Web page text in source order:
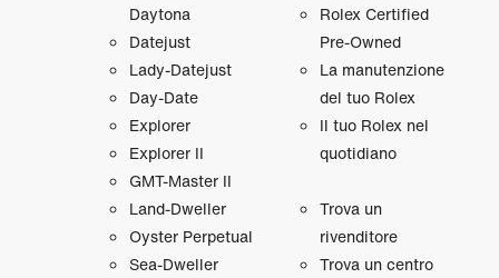
Daytona
Datejust
Lady‑Datejust
Day‑Date
Explorer
Explorer II
GMT‑Master II
Land‑Dweller
Oyster Perpetual
Sea‑Dweller
Rolex Certified
Pre‑Owned
La manutenzione
del tuo Rolex
Il tuo Rolex nel
quotidiano
Trova un
rivenditore
Trova un centro